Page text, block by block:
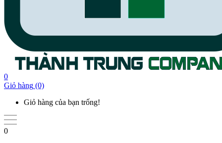
0
Giỏ hàng (0)
Giỏ hàng của bạn trống!
0